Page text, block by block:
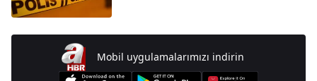
Mobil uygulamalarımızı indirin